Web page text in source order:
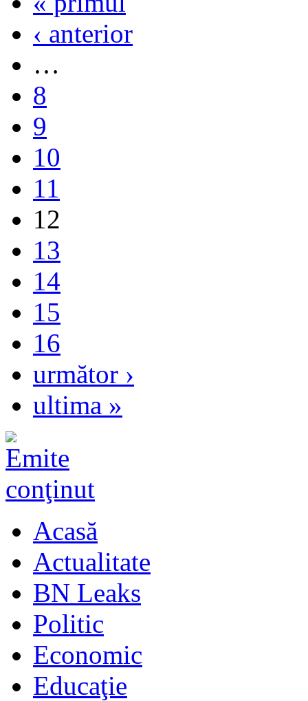
‹ anterior
…
8
9
10
11
12
13
14
15
16
următor ›
ultima »
Acasă
Actualitate
BN Leaks
Politic
Economic
Educaţie